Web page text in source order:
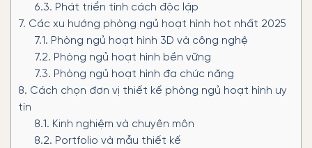
6.3. Phát triển tính cách độc lập
7. Các xu hướng phòng ngủ hoạt hình hot nhất 2025
7.1. Phòng ngủ hoạt hình 3D và công nghệ
7.2. Phòng ngủ hoạt hình bền vững
7.3. Phòng ngủ hoạt hình đa chức năng
8. Cách chọn đơn vị thiết kế phòng ngủ hoạt hình uy
tín
8.1. Kinh nghiệm và chuyên môn
8.2. Portfolio và mẫu thiết kế